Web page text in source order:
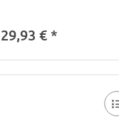
29,93 €*